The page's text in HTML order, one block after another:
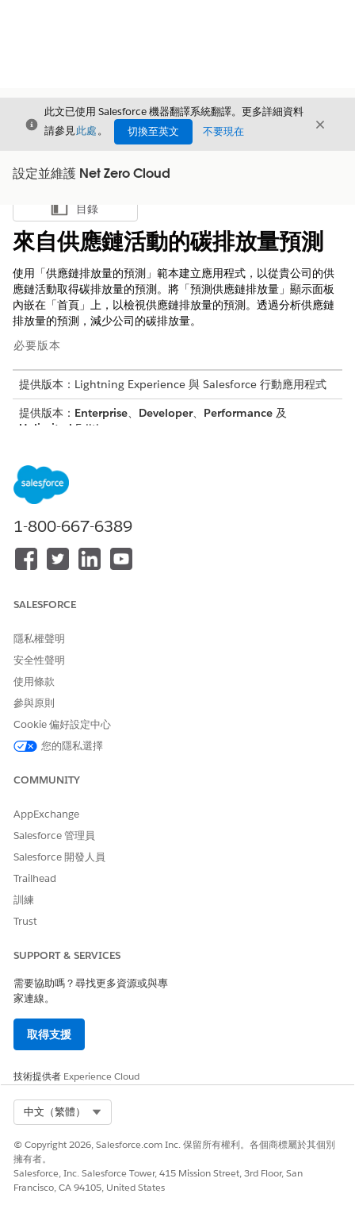
結束
此文已使用 Salesforce 機器翻譯系統翻譯。更多詳細資料
請參見此處。 切換至英文 不要現在 結束
設定並維護 Net Zero Cloud
顯示目錄
目錄
來自供應鏈活動的碳排放量預測
使用「供應鏈排放量的預測」範本建立應用程式，以從貴公司的供
應鏈活動取得碳排放量的預測。將「預測供應鏈排放量」顯示面板
內嵌在「首頁」上，以檢視供應鏈排放量的預測。透過分析供應鏈
排放量的預測，減少公司的碳排放量。
必要版本
提供版本：Lightning Experience 與 Salesforce 行動應用程式
提供版本： Enterprise、 Developer、 Performance 及
Unlimited Edition
貴公司成長係數、USEEIO 種類的外部資料，以及對應的成長係數
皆是取得預測的必要項目。您可以透過上載包含必要詳細資料的
CSV 檔案或設定遠端連線，將此外部資料同步至 CRM Analytics。
如果您設定遠端連線來同步外部資料，請使用「用於預測供應鏈排
放量的外部資料」範本建立應用程式，以透過同步外部資料產生
CRM Analytics 資料集。
啟用 CRM Analytics 並將必要權限指派給管理員和使用者。針
排放量的預測」範本建立的 CRM Analytics 應用程式所使用的
欄位設定欄位級安全性。
準備內部與外部資料
在本機同步化物件或連線至 Salesforce 外部的遠端資料，以準
備資料輸入。
建立應用程式預測供應鏈活動碳排放量
度供應鏈排放量的預測。預測以範疇 3 採購項目、採購排放係
數為基礎。
產生的配方與資料集
使用「供應鏈排放量的預測」範本建立的應用程式會建立「供應
鏈排放量資料集預測」配方。
預測的供應鏈排放量顯示面板
透過將「預測的供應鏈排放量」顯示面板新增至「首頁」，以顯
1-800-667-6389
SALESFORCE
隱私權聲明
安全性聲明
使用條款
參與原則
Cookie 偏好設定中心
您的隱私選擇
COMMUNITY
AppExchange
Salesforce 管理員
Salesforce 開發人員
Trailhead
訓練
Trust
SUPPORT & SERVICES
需要協助嗎？尋找更多資源或與專
家連線。
取得支援
技術提供者 Experience Cloud
中文（繁體）
© Copyright 2026, Salesforce.com Inc. 保留所有權利。各個商標屬於其個別
擁有者。
Salesforce, Inc. Salesforce Tower, 415 Mission Street, 3rd Floor, San
Francisco, CA 94105, United States